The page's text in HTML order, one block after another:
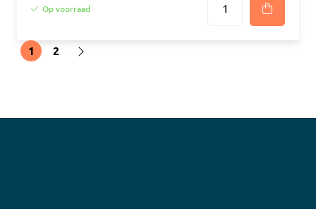
Op voorraad
1 2